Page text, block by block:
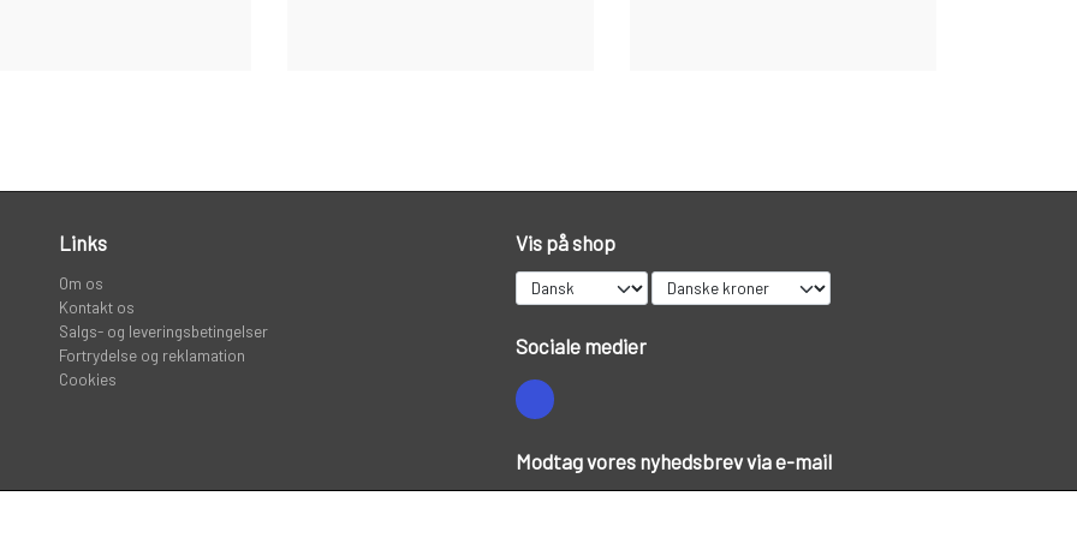
Links
Om os
Kontakt os
Salgs- og leveringsbetingelser
Fortrydelse og reklamation
Cookies
Vis på shop
Sociale medier
Modtag vores nyhedsbrev via e-mail